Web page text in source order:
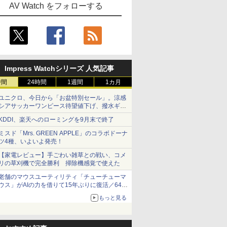
AV Watch をフォローする
Impress Watchシリーズ 人気記事
24時間 1週間 1カ月
ニクロ、今日から「お盆特別セール」。涼感
アサッカーワンピース待望値下げ、撥水ギア
ョーツは1990円に
、楽天へのローミングを9月末で終了
スド「Mrs. GREEN APPLE」のコラボドーナ
4種、いよいよ発売！
家電レビュー】手ごわい雑草との戦い、コメ
の草刈機で完全勝利 掃除機感覚で使えた
舗のマウスユーティリティ「チューチューマ
ス」がAIの力を借りて15年ぶりに復活／64bit
、Windows 10/11、「Chrome」も走り回
。復活記念で2026年末まで500円
もっと見る